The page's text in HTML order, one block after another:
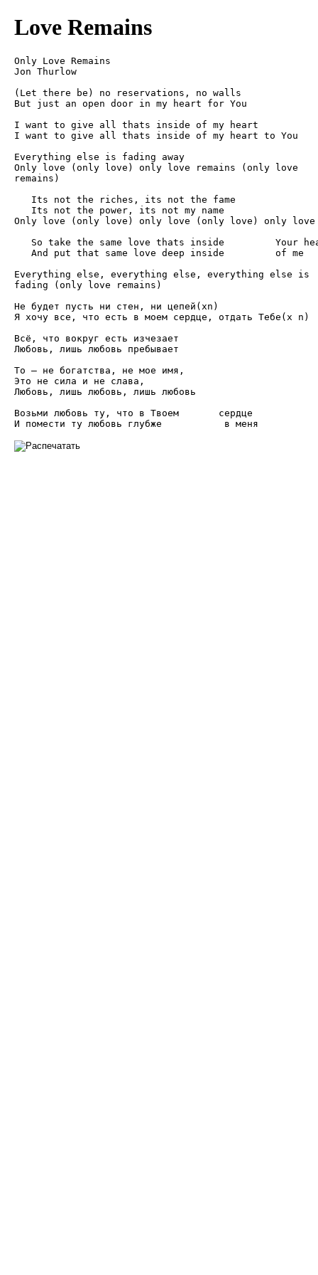
Love Remains
Only Love Remains
Jon Thurlow
(Let there be) no reservations, no walls
But just an open door in my heart for You
I want to give all thats inside of my heart
I want to give all thats inside of my heart to You
Everything else is fading away
Only love (only love) only love remains (only love
remains)
   Its not the riches, its not the fame
   Its not the power, its not my name
Only love (only love) only love (only love) only
So take the same love thats inside         Your
   And put that same love deep inside         of me
Everything else, everything else, everything else is
fading (only love remains)
Не будет пусть ни стен, ни цепей(хn)
Я хочу все, что есть в моем сердце, отдать Тебе(х n)
Всё, что вокруг есть изчезает
Любовь, лишь любовь пребывает
То – не богатства, не мое имя,
Это не сила и не слава,
Любовь, лишь любовь, лишь любовь
Возьми любовь ту, что в Твоем       сердце